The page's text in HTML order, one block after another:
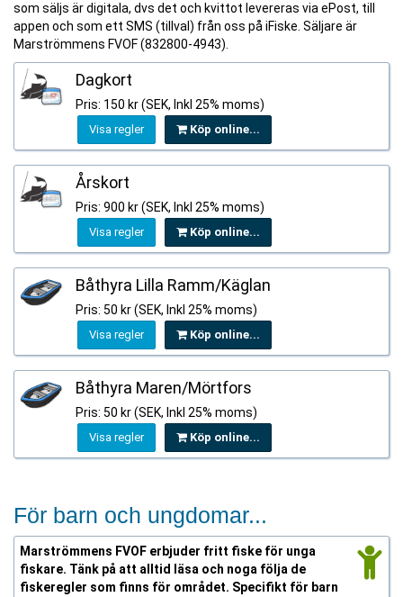
som säljs är digitala, dvs det och kvittot levereras via ePost, till
appen och som ett SMS (tillval) från oss på iFiske. Säljare är
Marströmmens FVOF (832800-4943).
Dagkort
Pris: 150 kr (SEK, Inkl 25% moms)
Visa regler Köp online...
Årskort
Pris: 900 kr (SEK, Inkl 25% moms)
Visa regler Köp online...
Båthyra Lilla Ramm/Käglan
Pris: 50 kr (SEK, Inkl 25% moms)
Visa regler Köp online...
Båthyra Maren/Mörtfors
Pris: 50 kr (SEK, Inkl 25% moms)
Visa regler Köp online...
För barn och ungdomar...
Marströmmens FVOF erbjuder fritt fiske för unga
fiskare. Tänk på att alltid läsa och noga följa de
fiskeregler som finns för området. Specifikt för barn